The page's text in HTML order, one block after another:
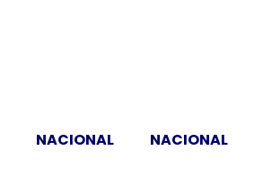
NACIONAL NACIONAL